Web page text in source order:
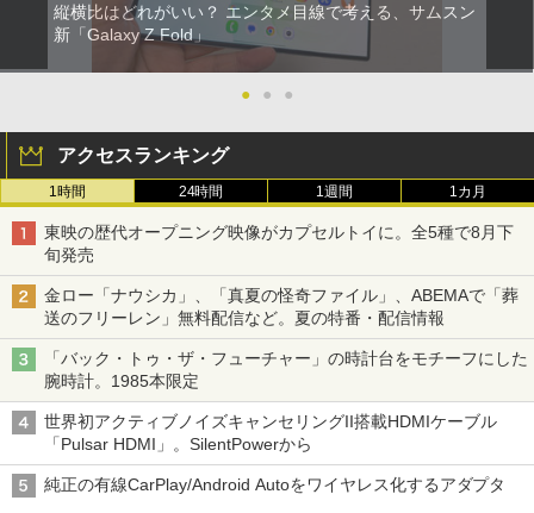
縦横比はどれがいい？ エンタメ目線で考える、サムスン
新「Galaxy Z Fold」
● ● ●
アクセスランキング
1時間 24時間 1週間 1カ月
東映の歴代オープニング映像がカプセルトイに。全5種で8月下
旬発売
金ロー「ナウシカ」、「真夏の怪奇ファイル」、ABEMAで「葬
送のフリーレン」無料配信など。夏の特番・配信情報
「バック・トゥ・ザ・フューチャー」の時計台をモチーフにした
腕時計。1985本限定
世界初アクティブノイズキャンセリングII搭載HDMIケーブル
「Pulsar HDMI」。SilentPowerから
純正の有線CarPlay/Android Autoをワイヤレス化するアダプタ